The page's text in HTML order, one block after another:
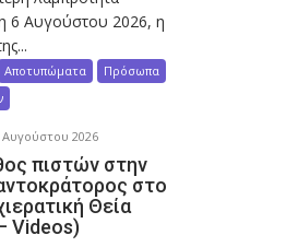
6 Αυγούστου 2026, η
Αποτυπώματα
Πρόσωπα
Αυγούστου 2026
πιστών στην
στο
Θεία
Videos)